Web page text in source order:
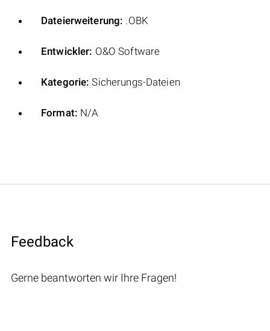
Dateierweiterung: .OBK
Entwickler: O&O Software
Kategorie: Sicherungs-Dateien
Format: N/A
Feedback
Gerne beantworten wir Ihre Fragen!